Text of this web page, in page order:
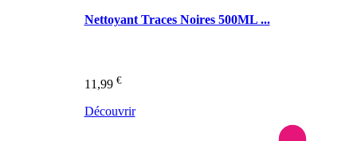
Nettoyant Traces Noires 500ML ...
11,99 €
Découvrir